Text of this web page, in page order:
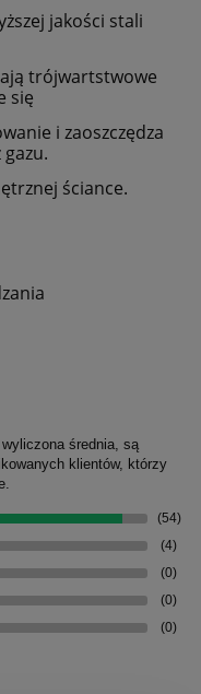
jakości stali
trójwartstwowe
się
i zaoszczędza
ściance.
średnia, są
klientów, którzy
(54)
(4)
(0)
(0)
(0)